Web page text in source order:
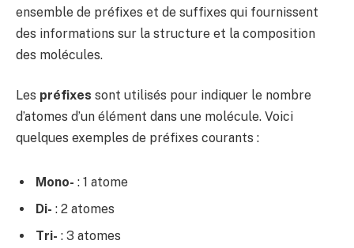
ensemble de préfixes et de suffixes qui fournissent
des informations sur la structure et la composition
des molécules.
Les préfixes sont utilisés pour indiquer le nombre
d’atomes d’un élément dans une molécule. Voici
quelques exemples de préfixes courants :
Mono- : 1 atome
Di- : 2 atomes
Tri- : 3 atomes